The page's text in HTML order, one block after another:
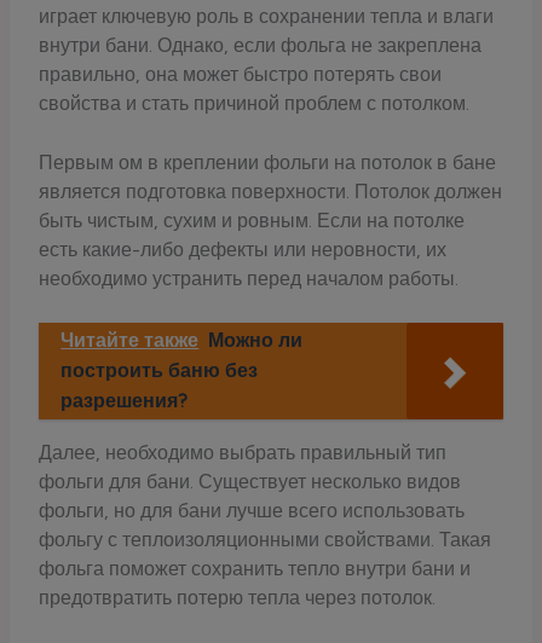
играет ключевую роль в сохранении тепла и влаги
внутри бани. Однако, если фольга не закреплена
правильно, она может быстро потерять свои
свойства и стать причиной проблем с потолком.
Первым ом в креплении фольги на потолок в бане
является подготовка поверхности. Потолок должен
быть чистым, сухим и ровным. Если на потолке
есть какие-либо дефекты или неровности, их
необходимо устранить перед началом работы.
Читайте также Можно ли
построить баню без
разрешения?
Далее, необходимо выбрать правильный тип
фольги для бани. Существует несколько видов
фольги, но для бани лучше всего использовать
фольгу с теплоизоляционными свойствами. Такая
фольга поможет сохранить тепло внутри бани и
предотвратить потерю тепла через потолок.